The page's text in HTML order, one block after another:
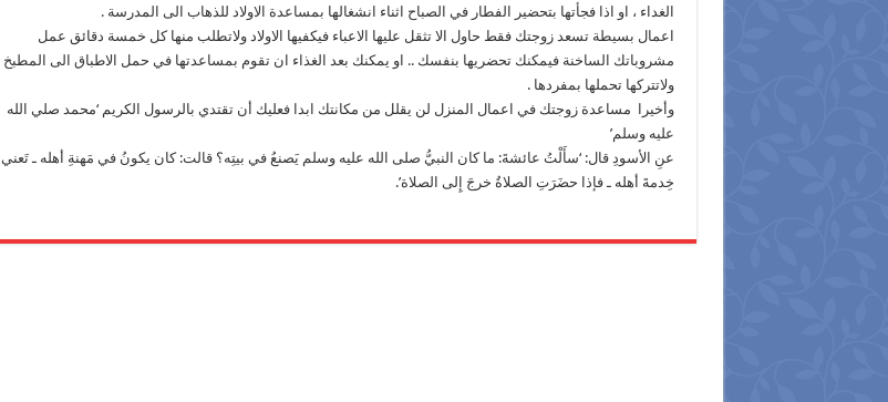
الغداء ، او اذا فجأتها بتحضير الفطار في الصباح اثناء انشغالها بمساعدة الاولاد للذهاب الى المدرسة .
اعمال بسيطة تسعد زوجتك فقط حاول الا تثقل عليها الاعباء فيكفيها الاولاد ولاتطلب منها كل خمسة دقائق عمل
مشروباتك الساخنة فيمكنك تحضريها بنفسك .. او يمكنك بعد الغذاء ان تقوم بمساعدتها في حمل الاطباق الى المطبخ
ولاتتركها تحملها بمفردها .
وأخيرا مساعدة زوجتك في اعمال المنزل لن يقلل من مكانتك ابدا فعليك أن تقتدي بالرسول الكريم ‘محمد صلي الله
عليه وسلم’
عنِ الأسودِ قال: ‘سأَلْتُ عائشةَ: ما كان النبيُّ صلى الله عليه وسلم يَصنعُ في بيتِه؟ قالت: كان يكونُ في مَهنةِ أهله ـ تَعني
خِدمةَ أهله ـ فإذا حضَرَتِ الصلاةُ خرجَ إِلى الصلاة’.